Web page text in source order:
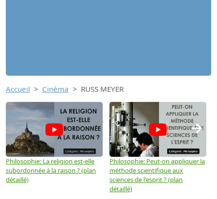
Accueil Cinéma RUSS MEYER
Philosophie: La religion est-elle
subordonnée à la raison ? (plan
détaillé)
Philosophie: Peut-on appliquer la
méthode scientifique aux
sciences de l'esprit ? (plan
détaillé)
→